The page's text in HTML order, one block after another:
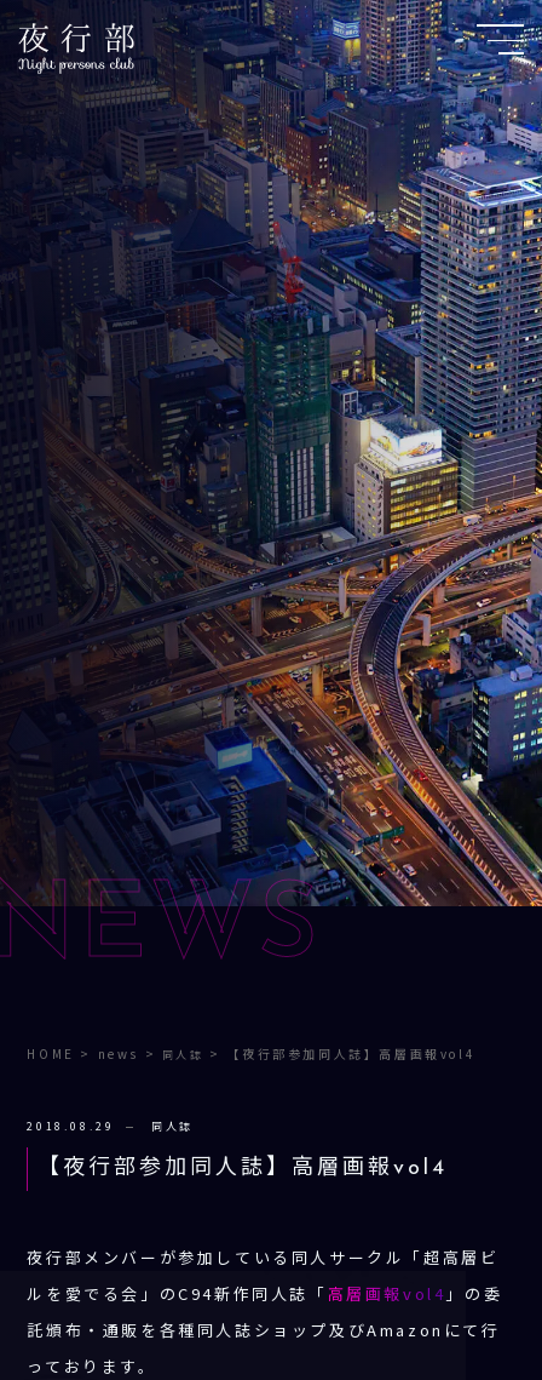
HOME > news > 同人誌 > 【夜行部参加同人誌】高層画報vol4
2018.08.29 同人誌
【夜行部参加同人誌】高層画報vol4
夜行部メンバーが参加している同人サークル「超高層ビ
ルを愛でる会」のC94新作同人誌「 高層画報vol4 」の委
託頒布・通販を各種同人誌ショップ及びAmazonにて行
っております。